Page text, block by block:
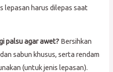
lepasan harus dilepas saat
palsu agar awet? Bersihkan
sabun khusus, serta rendam
(untuk jenis lepasan).